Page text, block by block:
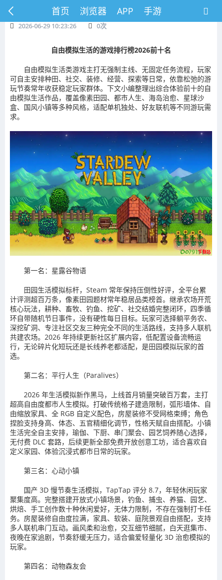
首页 浏览器 APP 手游
2026-06-29 10:23:26 0次
自由模拟生活的游戏排行榜2026前十名
自由模拟生活类游戏主打无强制主线、无固定任务流程，玩家
可自主安排种田、社交、装修、经营、探索等日常，依靠松弛的游
玩节奏常年收获稳定玩家群体。下文小编整理出综合体验前十的自
由模拟生活作品，覆盖像素田园、都市人生、海岛治愈、星球沙
盒、国风小镇等多种风格，适配单机独处、好友联机等不同游玩需
求。
第一名：星露谷物语
田园生活模拟标杆，Steam 常年保持压倒性好评，全平台累
计评测超百万条，像素田园题材常年稳居品类榜首。继承农场开荒
核心玩法，耕种、畜牧、钓鱼、挖矿、社交结婚完整闭环，四季循
环自带随机节日事件，没有硬性每日目标。玩家可选择躺平务农、
深挖矿洞、专注社区交友三种完全不同的生活路线，支持多人联机
共建农场。2026 年持续更新社区扩展内容，低配置设备流畅运
行，无论碎片化短玩还是长线养老都适配，是田园模拟玩家的首
选。
第二名：平行人生（Paralives）
2026 年生活模拟新作黑马，上线首月销量突破百万套，主打
超高自由度都市人生模拟。打破传统格子建造限制，弧形墙体、自
由缩放家具、全 RGB 自定义配色，房屋装修不受网格束缚；角色
捏脸支持身高、体态、五官精细化调节，性格天赋自由搭配。小镇
生活完全自主安排，瑜伽、下厨、串门聚会、园艺饲养随心选择，
无付费 DLC 套路，后续更新全部免费开放创意工坊，适合喜欢自
定义家园、体验沉浸式都市日常的玩家。
第三名：心动小镇
国产 3D 慢节奏生活模拟，TapTap 评分 8.7，年轻休闲玩家
聚集度高。完整搭建开放式小镇场景，钓鱼、捕虫、养猫、园艺、
烘焙、手工创作数十种休闲爱好，无体力限制，不存在强制打卡任
务。房屋装修自由度拉满，家具、软装、庭院景观自由搭配，支持
多人联机串门互动。画风柔和治愈，交互细节细腻，白天逛集市、
夜晚在家追剧，节奏舒缓无压力，适合偏爱轻量化 3D 治愈模拟的
玩家。
第四名：动物森友会